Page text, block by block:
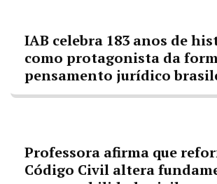
IAB celebra 183 anos de
como protagonista da
pensamento jurídico
Professora afirma que
Código Civil altera